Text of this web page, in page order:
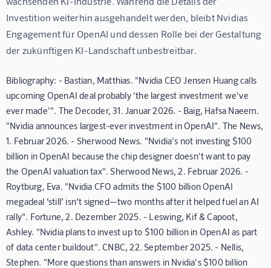
Investition weiterhin ausgehandelt werden, bleibt Nvidias
Engagement für OpenAI und dessen Rolle bei der Gestaltung
der zukünftigen KI-Landschaft unbestreitbar.
Bibliography: - Bastian, Matthias. "Nvidia CEO Jensen Huang calls
upcoming OpenAI deal probably 'the largest investment we've
ever made'". The Decoder, 31. Januar 2026. - Baig, Hafsa Naeem.
"Nvidia announces largest-ever investment in OpenAI". The News,
1. Februar 2026. - Sherwood News. "Nvidia's not investing $100
billion in OpenAI because the chip designer doesn't want to pay
the OpenAI valuation tax". Sherwood News, 2. Februar 2026. -
Roytburg, Eva. "Nvidia CFO admits the $100 billion OpenAI
megadeal ‘still’ isn’t signed—two months after it helped fuel an AI
rally". Fortune, 2. Dezember 2025. - Leswing, Kif & Capoot,
Ashley. "Nvidia plans to invest up to $100 billion in OpenAI as part
of data center buildout". CNBC, 22. September 2025. - Nellis,
Stephen. "More questions than answers in Nvidia's $100 billion